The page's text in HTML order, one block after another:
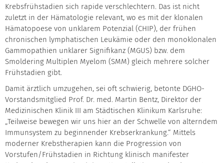
Krebsfrühstadien sich rapide verschlechtern. Das ist nicht
zuletzt in der Hämatologie relevant, wo es mit der klonalen
Hämatopoese von unklarem Potenzial (CHIP), der frühen
chronischen lymphatischen Leukämie oder den monoklonalen
Gammopathien unklarer Signifikanz (MGUS) bzw. dem
Smoldering Multiplen Myelom (SMM) gleich mehrere solcher
Frühstadien gibt.
Damit ärztlich umzugehen, sei oft schwierig, betonte DGHO-
Vorstandsmitglied Prof. Dr. med. Martin Bentz, Direktor der
Medizinischen Klinik III am Städtischen Klinikum Karlsruhe:
„Teilweise bewegen wir uns hier an der Schwelle von alterndem
Immunsystem zu beginnender Krebserkrankung.“ Mittels
moderner Krebstherapien kann die Progression von
Vorstufen/Frühstadien in Richtung klinisch manifester